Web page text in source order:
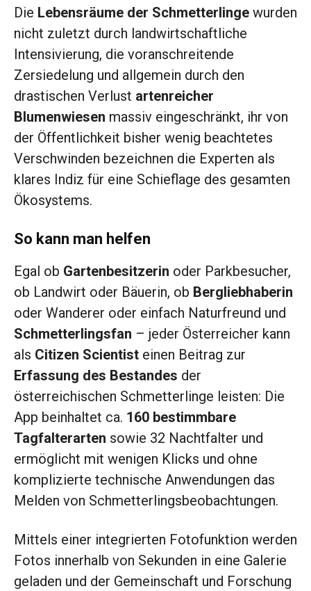
Die Lebensräume der Schmetterlinge wurden
nicht zuletzt durch landwirtschaftliche
Intensivierung, die voranschreitende
Zersiedelung und allgemein durch den
drastischen Verlust artenreicher
Blumenwiesen massiv eingeschränkt, ihr von
der Öffentlichkeit bisher wenig beachtetes
Verschwinden bezeichnen die Experten als
klares Indiz für eine Schieflage des gesamten
Ökosystems.
So kann man helfen
Egal ob Gartenbesitzerin oder Parkbesucher,
ob Landwirt oder Bäuerin, ob Bergliebhaberin
oder Wanderer oder einfach Naturfreund und
Schmetterlingsfan – jeder Österreicher kann
als Citizen Scientist einen Beitrag zur
Erfassung des Bestandes der
österreichischen Schmetterlinge leisten: Die
App beinhaltet ca. 160 bestimmbare
Tagfalterarten sowie 32 Nachtfalter und
ermöglicht mit wenigen Klicks und ohne
komplizierte technische Anwendungen das
Melden von Schmetterlingsbeobachtungen.
Mittels einer integrierten Fotofunktion werden
Fotos innerhalb von Sekunden in eine Galerie
geladen und der Gemeinschaft und Forschung